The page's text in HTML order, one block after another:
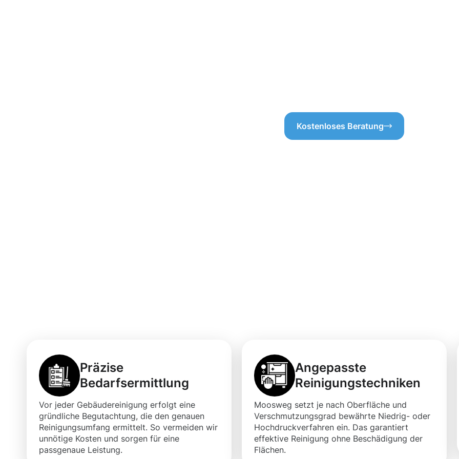
Kostenloses Beratung
Präzise
Bedarfsermittlung
Vor jeder Gebäudereinigung erfolgt eine
gründliche Begutachtung, die den genauen
Reinigungsumfang ermittelt. So vermeiden wir
unnötige Kosten und sorgen für eine
passgenaue Leistung.
Angepasste
Reinigungstechniken
Moosweg setzt je nach Oberfläche und
Verschmutzungsgrad bewährte Niedrig- oder
Hochdruckverfahren ein. Das garantiert
effektive Reinigung ohne Beschädigung der
Flächen.